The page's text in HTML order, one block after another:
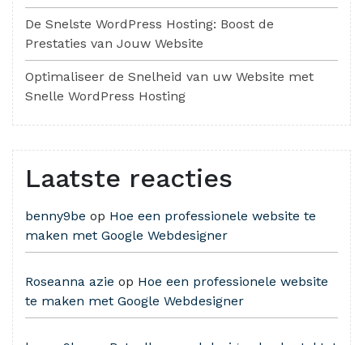
De Snelste WordPress Hosting: Boost de
Prestaties van Jouw Website
Optimaliseer de Snelheid van uw Website met
Snelle WordPress Hosting
Laatste reacties
benny9be op Hoe een professionele website te
maken met Google Webdesigner
Roseanna azie op Hoe een professionele website
te maken met Google Webdesigner